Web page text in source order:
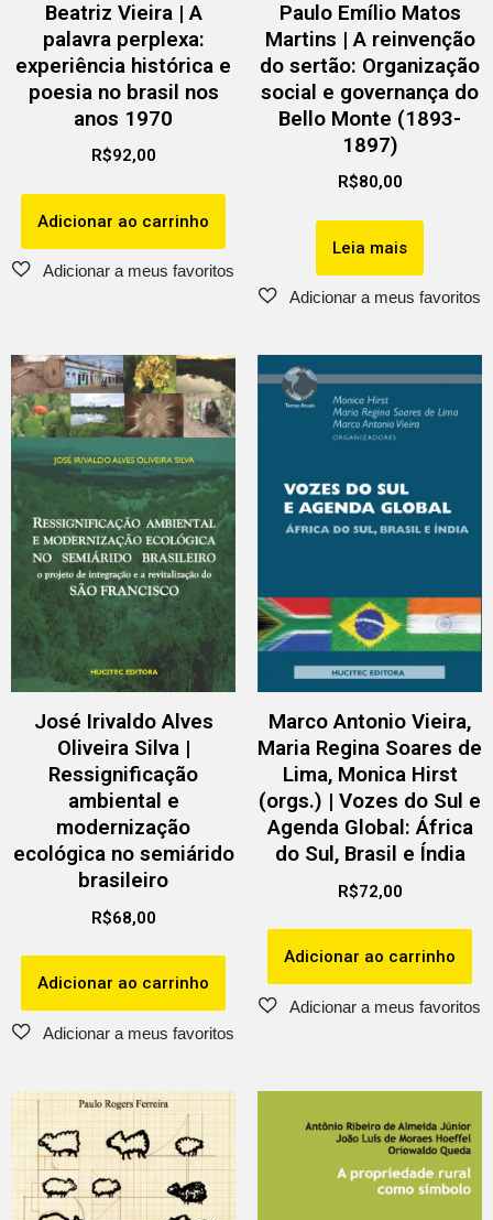
Beatriz Vieira | A
palavra perplexa:
experiência histórica e
poesia no brasil nos
anos 1970
R$92,00
Adicionar ao carrinho
Paulo Emílio Matos
Martins | A reinvenção
do sertão: Organização
social e governança do
Bello Monte (1893-
1897)
R$80,00
Leia mais
José Irivaldo Alves
Oliveira Silva |
Ressignificação
ambiental e
modernização
ecológica no semiárido
brasileiro
R$68,00
Adicionar ao carrinho
Marco Antonio Vieira,
Maria Regina Soares de
Lima, Monica Hirst
(orgs.) | Vozes do Sul e
Agenda Global: África
do Sul, Brasil e Índia
R$72,00
Adicionar ao carrinho